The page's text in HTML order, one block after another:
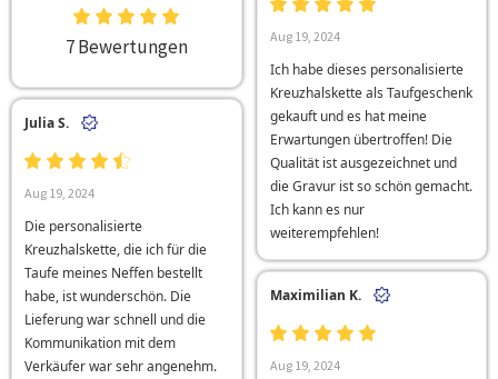
7 Bewertungen Aug 19, 2024
Ich habe dieses personalisierte
Kreuzhalskette als Taufgeschenk
gekauft und es hat meine
Erwartungen übertroffen! Die
Qualität ist ausgezeichnet und
die Gravur ist so schön gemacht.
Ich kann es nur
weiterempfehlen!
Julia S.
Aug 19, 2024
Die personalisierte
Kreuzhalskette, die ich für die
Taufe meines Neffen bestellt
habe, ist wunderschön. Die
Lieferung war schnell und die
Kommunikation mit dem
Verkäufer war sehr angenehm.
Maximilian K.
Aug 19, 2024